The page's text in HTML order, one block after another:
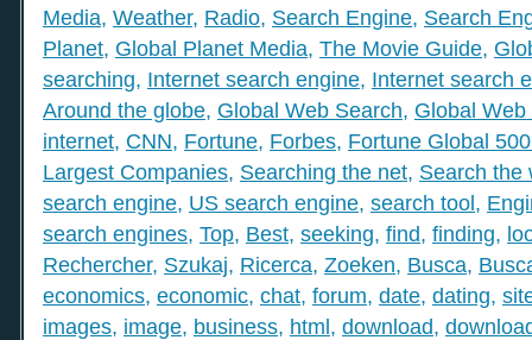
Media, Weather, Radio, Search Engine, Search
Planet, Global Planet Media, The Movie Guide,
searching, Internet search engine, Internet search
Around the globe, Global Web Search, Global
internet, CNN, Fortune, Forbes, Fortune Global
Largest Companies, Searching the net, Search the
search engine, US search engine, search tool,
search engines, Top, Best, seeking, find, finding,
Rechercher, Szukaj, Ricerca, Zoeken, Busca,
economics, economic, chat, forum, date, dating,
images, image, business, html, download,